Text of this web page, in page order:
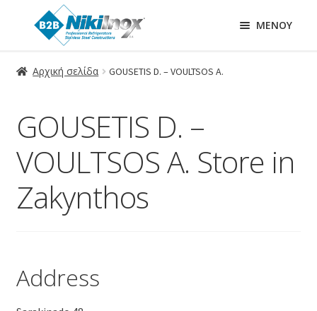
ΜΕΝΟΎ
Αρχική σελίδα GOUSETIS D. – VOULTSOS A.
GOUSETIS D. –
VOULTSOS A. Store in
Zakynthos
Address